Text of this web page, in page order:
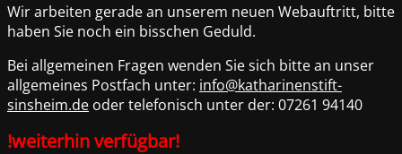
Wir arbeiten gerade an unserem neuen Webauftritt, bitte
haben Sie noch ein bisschen Geduld.
Bei allgemeinen Fragen wenden Sie sich bitte an unser
allgemeines Postfach unter: info@katharinenstift-
sinsheim.de oder telefonisch unter der: 07261 94140
!weiterhin verfügbar!